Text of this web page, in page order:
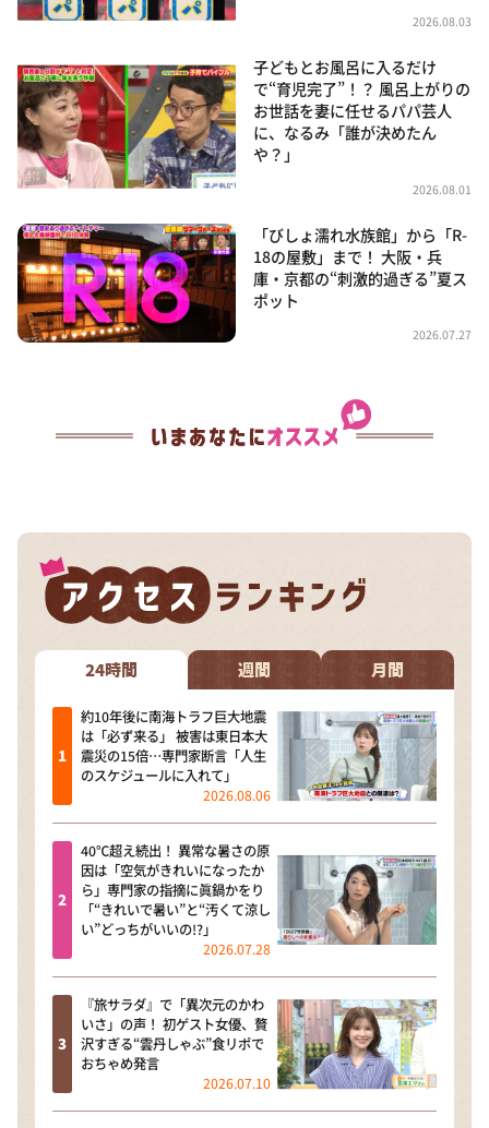
2026.08.03
子どもとお風呂に入るだけ
で“育児完了”！？ 風呂上がりの
お世話を妻に任せるパパ芸人
に、なるみ「誰が決めたん
や？」
2026.08.01
「びしょ濡れ水族館」から「R-
18の屋敷」まで！ 大阪・兵
庫・京都の“刺激的過ぎる”夏ス
ポット
2026.07.27
24時間 週間 月間
約10年後に南海トラフ巨大地震
は「必ず来る」 被害は東日本大
震災の15倍…専門家断言「人生
のスケジュールに入れて」
2026.08.06
40℃超え続出！ 異常な暑さの原
因は「空気がきれいになったか
ら」専門家の指摘に眞鍋かをり
「“きれいで暑い”と“汚くて涼し
い”どっちがいいの!?」
2026.07.28
『旅サラダ』で「異次元のかわ
いさ」の声！ 初ゲスト女優、贅
沢すぎる“雲丹しゃぶ”食リポで
おちゃめ発言
2026.07.10